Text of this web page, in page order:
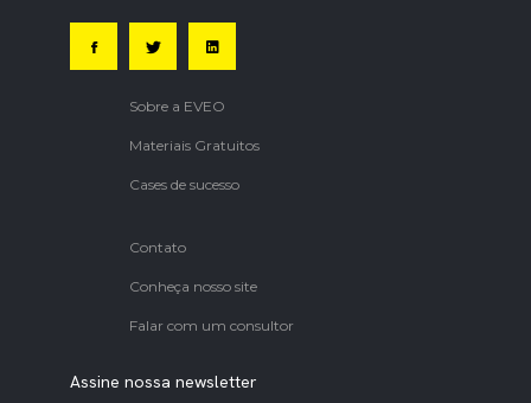
Sobre a EVEO
Materiais Gratuitos
Cases de sucesso
Contato
Conheça nosso site
Falar com um consultor
Assine nossa newsletter